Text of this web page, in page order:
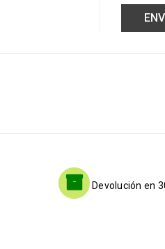
Devolución en